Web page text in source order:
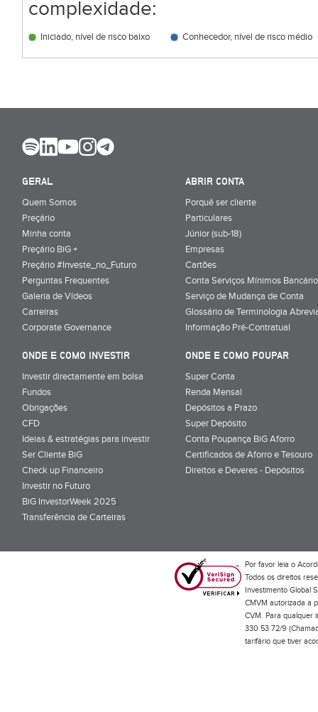
complexidade:
Iniciado, nível de risco baixo Conhecedor, nível de risco médio
GERAL
Quem Somos
Preçário
Minha conta
Preçário BiG +
Preçário #Investe_no_Futuro
Perguntas Frequentes
Galeria de Vídeos
Carreiras
Corporate Governance
ABRIR CONTA
Porquê ser cliente
Particulares
Júnior (sub-18)
Empresas
Cartões
Conta Serviços Mínimos
Serviço de Mudança de Conta
Glossário de Terminologia
Informação Pré-Contratual
ONDE E COMO INVESTIR
Investir directamente em bolsa
Fundos
Obrigações
CFD
Ideias & estratégias para investir
Ser Cliente BiG
Check up Financeiro
Investir no Futuro
BiG InvestorWeek 2025;
Transferência de Carteiras;
ONDE E COMO POUPAR
Super Conta
Renda Mensal
Depósitos a Prazo
Super Depósito
Conta Poupança BiG Aforro
Certificados de Aforro e Tesouro
Direitos e Deveres - Depósitos
Por favor leia o
Todos os direitos
Investimento Global
CMVM autorizada a
CVM. Para qualquer
330 53 72/9
tarifário que tiver